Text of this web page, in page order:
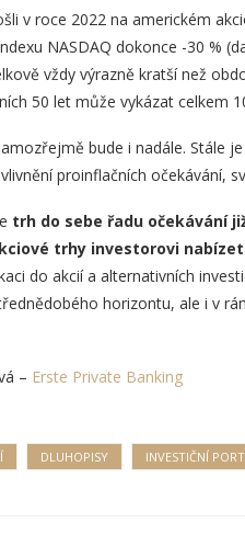
v roce 2022 na americkém
NASDAQ dokonce -30 %
vždy výrazně kratší než
50 let může vykázat celkem
bude i nadále. Stále
proinflačních očekávání,
trh do sebe řadu očekávání
trhy investorovi
do akcií a alternativních
horizontu, ale i v
– Erste Private Banking
DLUHOPISY INVESTIČNÍ